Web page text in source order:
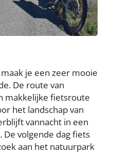
je een zeer mooie
De route van
makkelijke fietsroute
het landschap van
vannacht in een
De volgende dag fiets
aan het natuurpark